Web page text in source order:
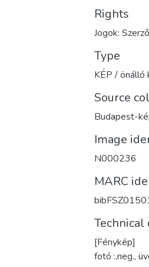
Rights
Jogok:
Type
KÉP / önálló
Source
Budapest-
Image
N000236
MARC
Technical
[Fénykép]
fotó :,neg.,